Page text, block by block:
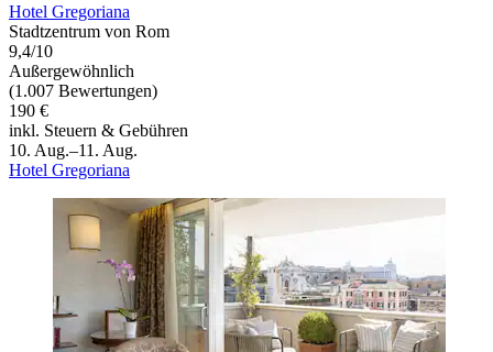
Hotel Gregoriana
Stadtzentrum von Rom
9,4/10
Außergewöhnlich
(1.007 Bewertungen)
190 €
inkl. Steuern & Gebühren
10. Aug.–11. Aug.
Hotel Gregoriana